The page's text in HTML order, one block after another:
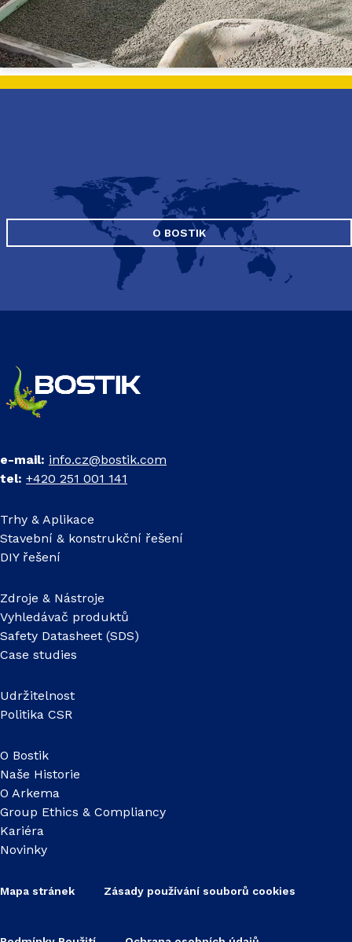
O BOSTIK
e-mail: info.cz@bostik.com
tel: +420 251 001 141
Trhy & Aplikace
Stavební & konstrukční řešení
DIY řešení
Zdroje & Nástroje
Vyhledávač produktů
Safety Datasheet (SDS)
Case studies
Udržitelnost
Politika CSR
O Bostik
Naše Historie
O Arkema
Group Ethics & Compliancy
Kariéra
Novinky
Mapa stránek Zásady používání souborů cookies